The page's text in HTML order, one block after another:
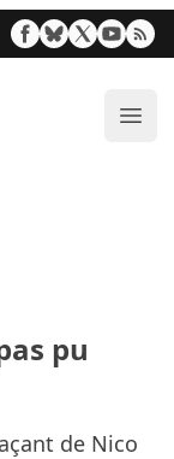
pu
de Nico